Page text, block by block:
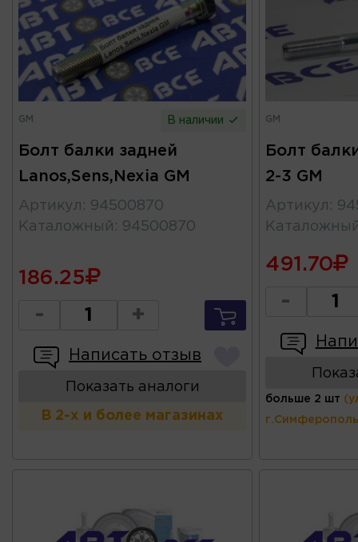
GM В наличии
Болт балки задней
Lanos,Sens,Nexia GM
Артикул : 94500870
Каталожный : 94500870
186.25
- +
Написать отзыв
Показать аналоги
В 2-х и более магазинах
GM
Болт
2-3 GM
Артикул :
491.70
-
больше 2 шт